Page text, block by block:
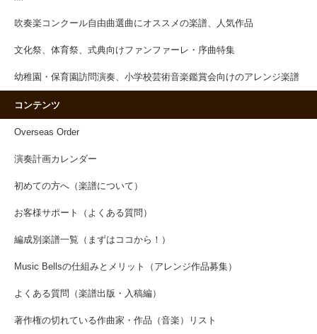
吹奏楽コンクール自由曲選曲にオススメの楽譜、人気作品
文化祭、体育祭、式典向けファンファーレ・序曲特集
幼稚園・保育園訪問演奏、小学校芸術音楽鑑賞会向けのアレンジ楽譜
コンテンツ
Overseas Order
演奏計画カレンダー
初めての方へ（楽譜について）
お客様サポート（よくある質問）
編成別楽譜一覧（まずはココから！）
Music Bellsの仕組みとメリット（アレンジ作品募集）
よくある質問（楽譜出版・入稿編）
著作権の切れている作曲家・作品（音楽）リスト